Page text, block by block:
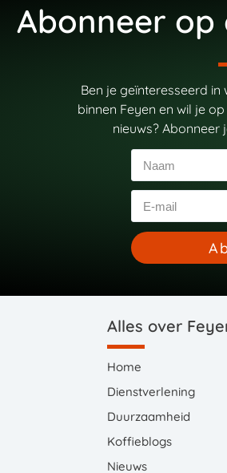
Abonneer op
Ben je geïnteresseerd
binnen Feyen en wil je
nieuws? Abonneer
Alles over
Home
Dienstverlening
Duurzaamheid
Koffieblogs
Nieuws